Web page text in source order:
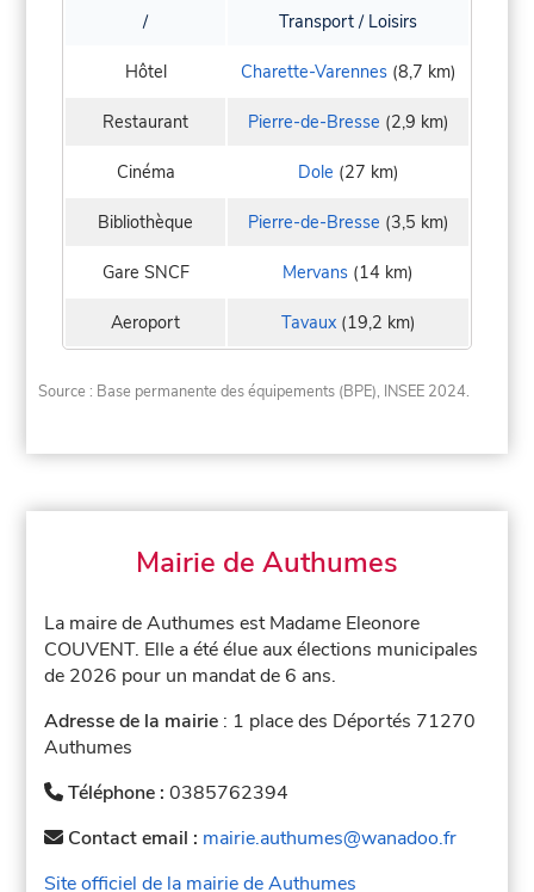
/ Transport / Loisirs
Hôtel Charette-Varennes(8,7 km)
Restaurant Pierre-de-Bresse (2,9 km)
Cinéma Dole (27 km)
Bibliothèque Pierre-de-Bresse (3,5 km)
Gare SNCF Mervans (14 km)
Aeroport Tavaux(19,2 km)
Source : Base permanente des équipements (BPE), INSEE 2024.
Mairie de Authumes
La maire de Authumes est Madame Eleonore
COUVENT. Elle a été élue aux élections municipales
de 2026 pour un mandat de 6 ans.
Adresse de la mairie : 1 place des Déportés 71270
Authumes
Téléphone :0385762394
Contact email : mairie.authumes@wanadoo.fr
Site officiel de la mairie de Authumes